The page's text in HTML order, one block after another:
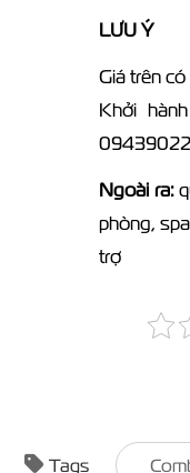
LƯU Ý
Giá trên
Khởi
Ngoài ra:
phòng,
trợ
Tags